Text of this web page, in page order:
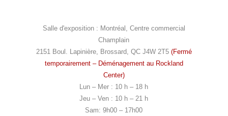
Salle d'exposition : Montréal, Centre commercial
Champlain
2151 Boul. Lapinière, Brossard, QC J4W 2T5 (Fermé
temporairement – Déménagement au Rockland
Center)
Lun – Mer : 10 h – 18 h
Jeu – Ven : 10 h – 21 h
Sam: 9h00 – 17h00